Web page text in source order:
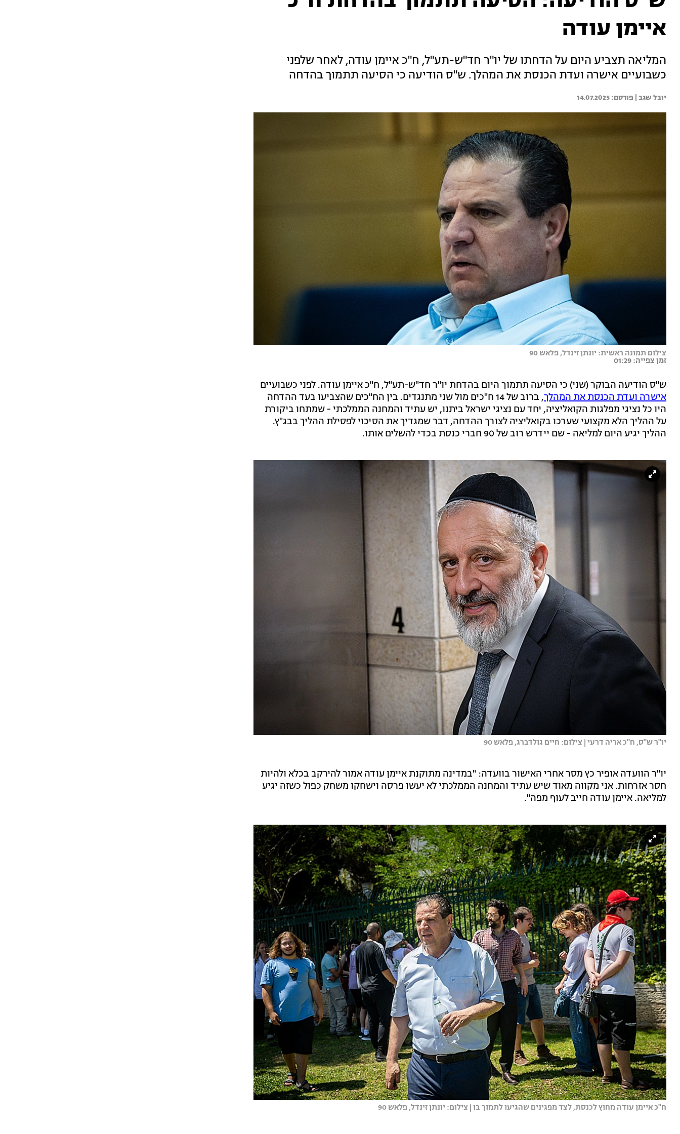
איימן עודה
המליאה תצביע היום על הדחתו של יו"ר חד"ש-תע"ל, ח"כ איימן עודה, לאחר שלפני
כשבועיים אישרה ועדת הכנסת את המהלך. ש"ס הודיעה כי הסיעה תתמוך בהדחה
יובל שגב | 14.07.2025
צילום תמונה ראשית: יונתן זינדל, פלאש 90
זמן צפייה: 01:29
ש"ס הודיעה הבוקר (שני) כי הסיעה תתמוך היום בהדחת יו"ר חד"ש-תע"ל, ח"כ איימן עודה. לפני כשבועיים
אישרה ועדת הכנסת את המהלך
, ברוב של 14 ח"כים מול שני מתנגדים. בין הח"כים שהצביעו בעד ההדחה
היו כל נציגי מפלגות הקואליציה, יחד עם נציגי ישראל ביתנו, יש עתיד והמחנה הממלכתי - שמתחו ביקורת
על ההליך הלא מקצועי שערכו בקואליציה לצורך ההדחה, דבר שמגדיך את הסיכוי לפסילת ההליך בבג"ץ.
ההליך יגיע היום למליאה - שם יידרש רוב של 90 חברי כנסת בכדי להשלים אותו.
יו"ר ש"ס, ח"כ אריה דרעי | צילום: חיים גולדברג, פלאש 90
יו"ר הוועדה אופיר כץ מסר אחרי האישור בוועדה: "במדינה מתוקנת איימן עודה אמור להירקב בכלא ולהיות
חסר אזרחות. אני מקווה מאוד שיש עתיד והמחנה הממלכתי לא יעשו פרסה וישחקו משחק כפול כשזה יגיע
למליאה. איימן עודה חייב לעוף מפה".
ח"כ איימן עודה מחוץ לכנסת, לצד מפגינים שהגיעו לתמוך בו | צילום: יונתן זינדל, פלאש 90